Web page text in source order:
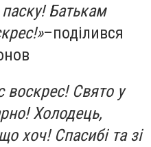
Батькам
»–поділився
воскрес! Свято у
Холодець,
хоч! Спасибі та зі